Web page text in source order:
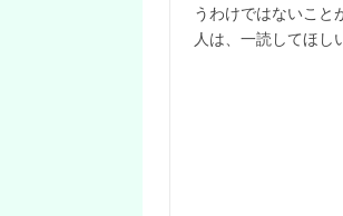
うわけではないこと
人は、一読してほし